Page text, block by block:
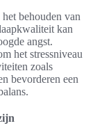
behouden van
kan
angst.
het stressniveau
zoals
bevorderen een